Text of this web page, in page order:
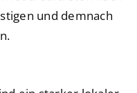
und demnach